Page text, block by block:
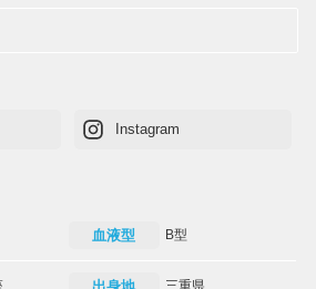
Instagram
血液型 B型
三重県